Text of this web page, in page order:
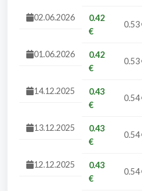
02.06.2026
0.42
€
0.53
01.06.2026
0.42
€
0.53
14.12.2025
0.43
€
0.54
13.12.2025
0.43
€
0.54
12.12.2025
0.43
€
0.54